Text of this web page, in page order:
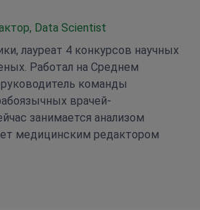
Data Scientist
лауреат 4 конкурсов научных
Работал на Среднем
команды
врачей-
занимается анализом
медицинским редактором